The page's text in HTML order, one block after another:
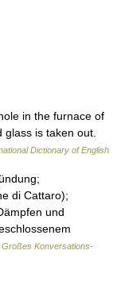
in the furnace of
is taken out.
Dictionary of English
di Cattaro);
und
Konversations-